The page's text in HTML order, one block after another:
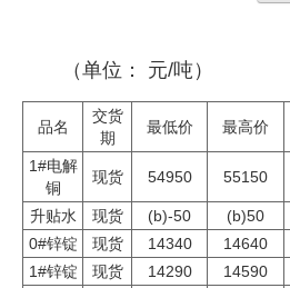
企业文化
《资源再生》杂志
行情报价
（单位： 元/吨）
品名
交货
期
最低价 最高价
1#电解
铜
现货 54950 55150
升贴水 现货 (b)-50 (b)50
0#锌锭
现货 14340 14640
1#锌锭
现货 14290 14590